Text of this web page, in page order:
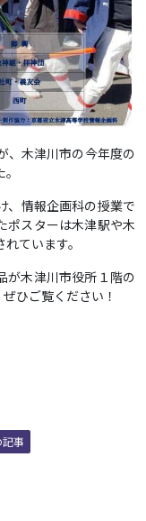
、木津川市の今年度の
、情報企画科の授業で
ポスターは木津駅や木
ています。
が木津川市役所１階の
ひご覧ください！
事